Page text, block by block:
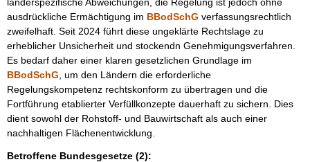
o
S
e
i
t
e
ausdrückliche Ermächtigung im BBodSchG verfassungsrechtlich
zweifelhaft. Seit 2024 führt diese ungeklärte Rechtslage zu
erheblicher Unsicherheit und stockendn Genehmigungsverfahren.
Es bedarf daher einer klaren gesetzlichen Grundlage im
BBodSchG , um den Ländern die erforderliche
Regelungskompetenz rechtskonform zu übertragen und die
Fortführung etablierter Verfüllkonzepte dauerhaft zu sichern. Dies
dient sowohl der Rohstoff- und Bauwirtschaft als auch einer
nachhaltigen Flächenentwicklung.
Betroffene Bundesgesetze (2):